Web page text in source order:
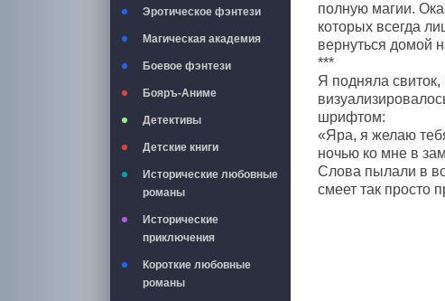
Эротическое фэнтези
Магическая академия
Боевое фэнтези
Бояръ-Аниме
Детективы
Детские книги
Исторические любовные
романы
Исторические
приключения
Короткие любовные
романы
полную магии.
которых всегда
вернуться домой
***
Я подняла
шрифтом:
«Яра, я желаю
ночью ко мне в
Слова пылали в
смеет так просто